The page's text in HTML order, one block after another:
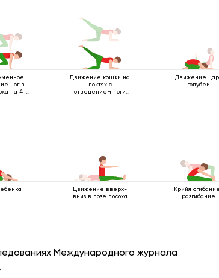
ног в
на 4-х
Движение кошки на
локтях с
отведением ноги
Движение
голубей
Движение вверх-
вниз в позе посоха
Крийя
разгибание
Международного журнала